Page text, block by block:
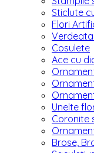
Sticlute
Flori
Verdeata
Cosulete
Ace cu
Unelte
Coronite
Brose,